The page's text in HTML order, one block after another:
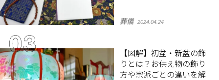
葬儀 2024.04.24
【図解】初盆・新盆の飾
りとは？お供え物の飾り
方や宗派ごとの違いを解